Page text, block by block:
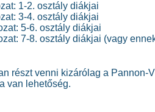
1-2. osztály diákjai
3-4. osztály diákjai
5-6. osztály diákjai
7-8. osztály diákjai (vagy
részt venni kizárólag a
van lehetőség.